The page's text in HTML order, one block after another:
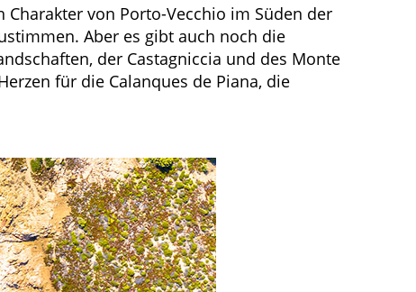
von Porto-Vecchio im Süden der
Aber es gibt auch noch die
der Castagniccia und des Monte
für die Calanques de Piana, die